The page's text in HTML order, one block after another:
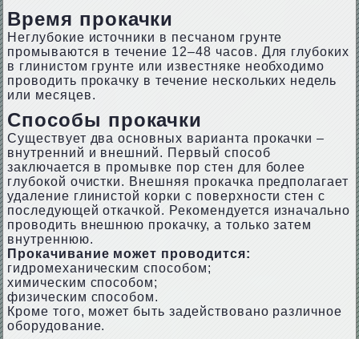
Время прокачки
Неглубокие источники в песчаном грунте
промываются в течение 12–48 часов. Для глубоких
в глинистом грунте или известняке необходимо
проводить прокачку в течение нескольких недель
или месяцев.
Способы прокачки
Существует два основных варианта прокачки –
внутренний и внешний. Первый способ
заключается в промывке пор стен для более
глубокой очистки. Внешняя прокачка предполагает
удаление глинистой корки с поверхности стен с
последующей откачкой. Рекомендуется изначально
проводить внешнюю прокачку, а только затем
внутреннюю.
Прокачивание может проводится:
гидромеханическим способом;
химическим способом;
физическим способом.
Кроме того, может быть задействовано различное
оборудование.